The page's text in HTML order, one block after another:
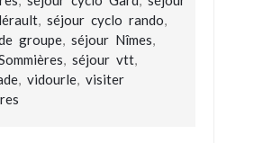
séjour cyclo rando
groupe séjour Nîmes
séjour vtt
vidourle visiter